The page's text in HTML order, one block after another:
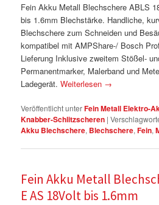
Fein Akku Metall Blechschere ABLS
bis 1.6mm Blechstärke. Handliche,
Blechschere zum Schneiden und
kompatibel mit AMPShare-/ Bosch
Lieferung Inklusive zweitem Stößel-
Permanentmarker, Malerband und
Ladegerät.Weiterlesen →
Veröffentlicht unterFein Metall Elektro-
Knabber-Schlitzscheren |
Akku Blechschere, Blechschere,Fein,
Fein Akku Metall
E AS 18Volt bis 1.6mm